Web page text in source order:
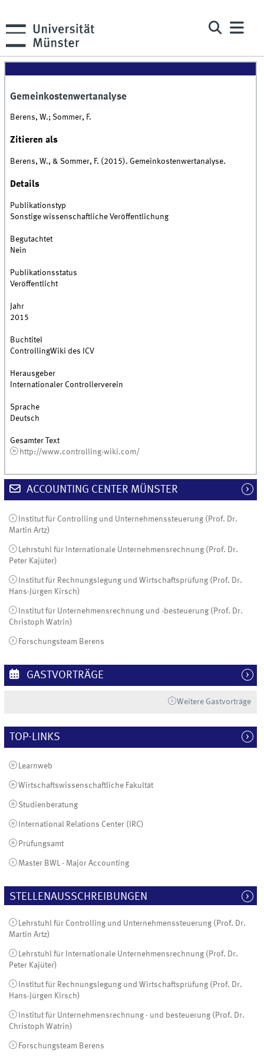
Gemeinkostenwertanalyse
Berens, W.; Sommer, F.
Zitieren als
Berens, W., & Sommer, F. (2015). Gemeinkostenwertanalyse.
Details
Publikationstyp
Sonstige wissenschaftliche Veröffentlichung
Begutachtet
Nein
Publikationsstatus
Veröffentlicht
Jahr
2015
Buchtitel
ControllingWiki des ICV
Herausgeber
Internationaler Controllerverein
Sprache
Deutsch
Gesamter Text
http://www.controlling-wiki.com/
ACCOUNTING CENTER MÜNSTER
Institut für Controlling und Unternehmenssteuerung (Prof. Dr.
Martin Artz)
Lehrstuhl für Internationale Unternehmensrechnung (Prof. Dr.
Peter Kajüter)
Institut für Rechnungslegung und Wirtschaftsprüfung (Prof. Dr.
Hans-Jürgen Kirsch)
Institut für Unternehmensrechnung und -besteuerung (Prof. Dr.
Christoph Watrin)
Forschungsteam Berens
GASTVORTRÄGE
Weitere Gastvorträge
TOP-LINKS
Learnweb
Wirtschaftswissenschaftliche Fakultät
Studienberatung
International Relations Center (IRC)
Prüfungsamt
Master BWL - Major Accounting
STELLENAUSSCHREIBUNGEN
Lehrstuhl für Controlling und Unternehmenssteuerung (Prof. Dr.
Martin Artz)
Lehrstuhl für Internationale Unternehmensrechnung (Prof. Dr.
Peter Kajüter)
Institut für Rechnungslegung und Wirtschaftsprüfung (Prof. Dr.
Hans-Jürgen Kirsch)
Institut für Unternehmensrechnung - und besteuerung (Prof. Dr.
Christoph Watrin)
Forschungsteam Berens